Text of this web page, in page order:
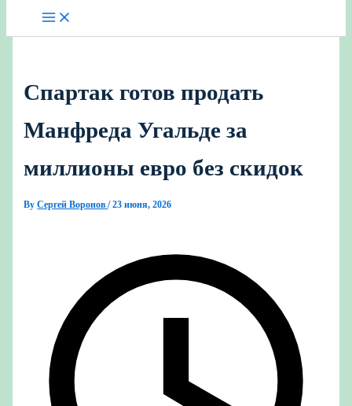
Спартак готов продать
Манфреда Угальде за
миллионы евро без скидок
ByСергей Воронов/23 июня, 2026